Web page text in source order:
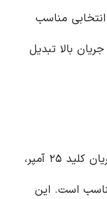
مناسب
بالا تبدیل
کلید مینیاتوری دو پل ۲۵ آمپر LS، با جریان کلید ۲۵ آمپر،
است. این